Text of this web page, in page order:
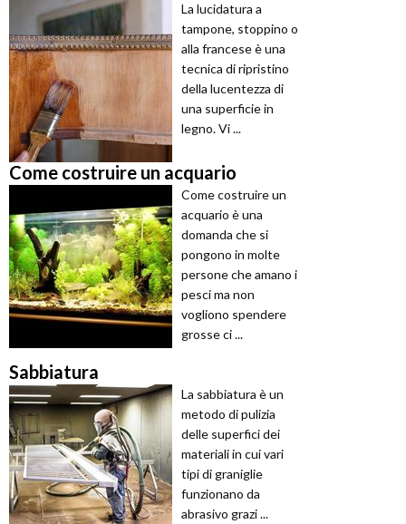
La lucidatura a
tampone, stoppino o
alla francese è una
tecnica di ripristino
della lucentezza di
una superficie in
legno. Vi ...
Come costruire un acquario
Come costruire un
acquario è una
domanda che si
pongono in molte
persone che amano i
pesci ma non
vogliono spendere
grosse ci ...
Sabbiatura
La sabbiatura è un
metodo di pulizia
delle superfici dei
materiali in cui vari
tipi di graniglie
funzionano da
abrasivo grazi ...